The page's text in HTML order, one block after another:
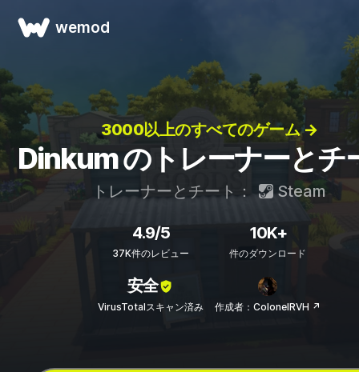
wemod
3000以上のすべてのゲーム →
Dinkum のトレーナーとチ
トレーナーとチート： Steam
4.9/5
37K件のレビュー
10K+
件のダウンロード
安全
VirusTotalスキャン済み 作成者：ColonelRVH ↗